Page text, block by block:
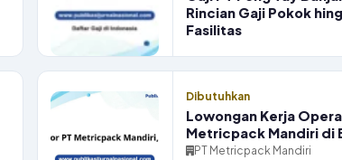
Rincian Gaji Pokok
Fasilitas
Dibutuhkan
Lowongan Kerja
Metricpack Mandiri di
PT Metricpack Mandiri